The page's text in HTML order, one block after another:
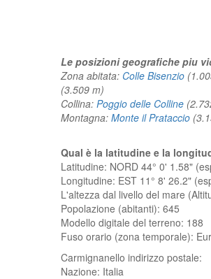
Le posizioni geografiche piu
Zona abitata: Colle Bisenzio
(3.509 m)
Collina: Poggio delle Colline
Montagna: Monte il Prataccio
Qual è la latitudine e la
Latitudine: NORD 44° 0' 1.58"
Longitudine: EST 11° 8' 26.2"
L'altezza dal livello del mare
Popolazione (abitanti): 645
Modello digitale del terreno: 188
Fuso orario (zona temporale):
Carmignanello indirizzo postale:
Nazione: Italia